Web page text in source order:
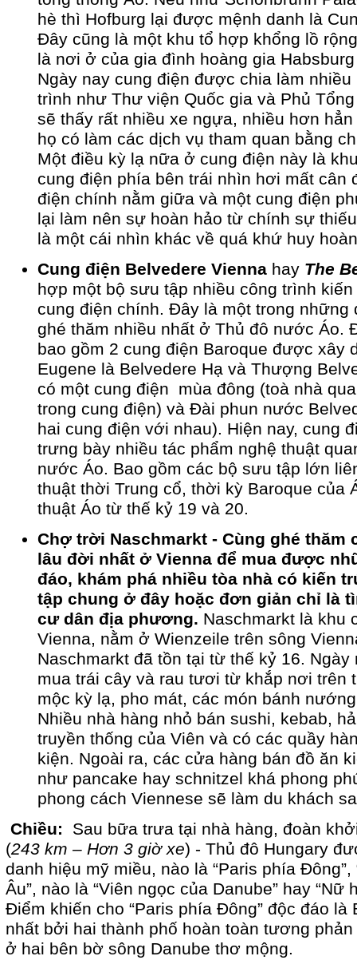
hè thì Hofburg lại được mệnh danh là
Đây cũng là một khu tổ hợp khổng lồ
là nơi ở của gia đình hoàng gia
Ngày nay cung điện được chia làm
trình như Thư viện Quốc gia và Phủ
sẽ thấy rất nhiều xe ngựa, nhiều hơn
họ có làm các dịch vụ tham quan bằng
Một điều kỳ lạ nữa ở cung điện này là
cung điện phía bên trái nhìn hơi mất cân
điện chính nằm giữa và một cung điện
lại làm nên sự hoàn hảo từ chính sự
là một cái nhìn khác về quá khứ huy
Cung điện Belvedere Vienna hay The
hợp một bộ sưu tập nhiều công trình
cung điện chính. Đây là một trong những
ghé thăm nhiều nhất ở Thủ đô nước Áo.
bao gồm 2 cung điện Baroque được xây
Eugene là Belvedere Hạ và Thượng
có một cung điện mùa đông (toà nhà
trong cung điện) và Đài phun nước
hai cung điện với nhau). Hiện nay, cung
trưng bày nhiều tác phẩm nghệ thuật
nước Áo. Bao gồm các bộ sưu tập lớn
thuật thời Trung cổ, thời kỳ Baroque của
thuật Áo từ thế kỷ 19 và 20.
Chợ trời Naschmarkt - Cùng ghé thăm
lâu đời nhất ở Vienna để mua được
đáo, khám phá nhiều tòa nhà có kiến
tập chung ở đây hoặc đơn giản chỉ là
cư dân địa phương. Naschmarkt là khu
Vienna, nằm ở Wienzeile trên sông
Naschmarkt đã tồn tại từ thế kỷ 16.
mua trái cây và rau tươi từ khắp nơi trên
mộc kỳ lạ, pho mát, các món bánh
Nhiều nhà hàng nhỏ bán sushi, kebab,
truyền thống của Viên và có các quầy
kiện. Ngoài ra, các cửa hàng bán đồ ăn
như pancake hay schnitzel khá phong
phong cách Viennese sẽ làm du khách
Chiều: Sau bữa trưa tại nhà hàng, đoàn
(243 km – Hơn 3 giờ xe) - Thủ đô Hungary
danh hiệu mỹ miều, nào là “Paris phía Đông”,
Âu”, nào là “Viên ngọc của Danube” hay
Điểm khiến cho “Paris phía Đông” độc đáo
nhất bởi hai thành phố hoàn toàn tương
ở hai bên bờ sông Danube thơ mộng.